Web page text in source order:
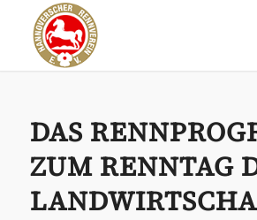
DAS
ZUM RENNTAG